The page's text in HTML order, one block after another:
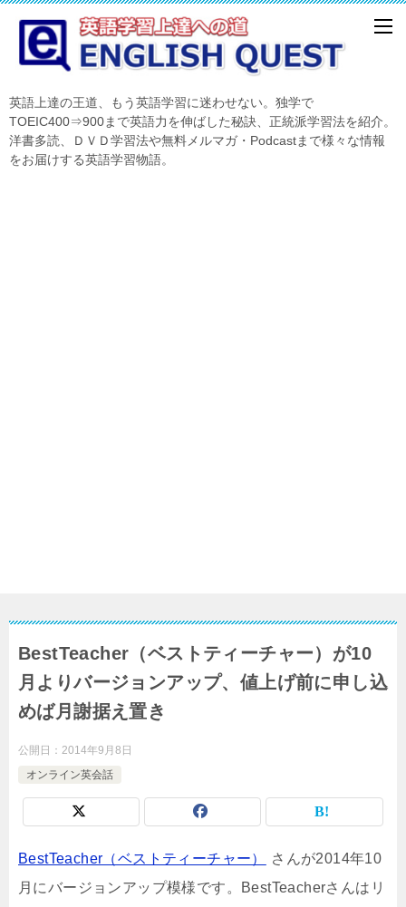
英語上達の王道、もう英語学習に迷わせない。独学で
TOEIC400⇒900まで英語力を伸ばした秘訣、正統派学習法を紹介。
洋書多読、ＤＶＤ学習法や無料メルマガ・Podcastまで様々な情報
をお届けする英語学習物語。
BestTeacher（ベストティーチャー）が10
月よりバージョンアップ、値上げ前に申し込
めば月謝据え置き
公開日： 2014年9月8日
オンライン英会話
BestTeacher（ベストティーチャー）
さんが2014年10
月にバージョンアップ模様です。BestTeacherさんはリ